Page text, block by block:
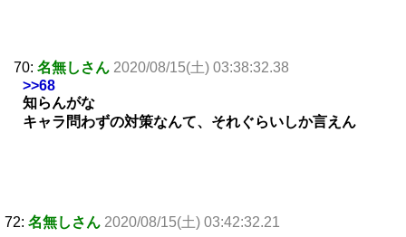
70: 名無しさん 2020/08/15(土) 03:38:32.38
>>68
知らんがな
キャラ問わずの対策なんて、それぐらいしか言えん
72: 名無しさん 2020/08/15(土) 03:42:32.21